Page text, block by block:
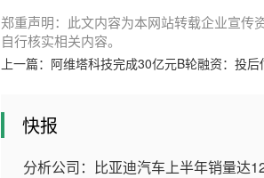
郑重声明：此文内容为本网站转载企业宣传
自行核实相关内容。
上一篇： 阿维塔科技完成30亿元B轮融资：投
快报
分析公司：比亚迪汽车上半年销量达